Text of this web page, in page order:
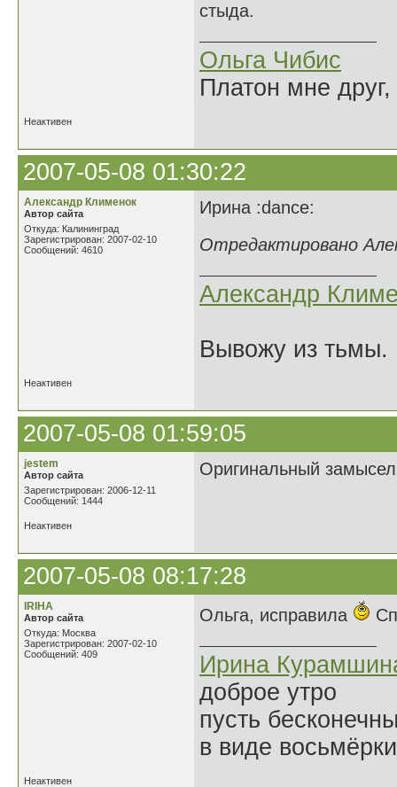
стыда.
Ольга Чибис
Платон мне
Неактивен
2007-05-08 01:30:22
Александр Клименок
Автор сайта
Откуда: Калининград
Зарегистрирован: 2007-02-10
Сообщений: 4610
Ирина :dance:
Отредактировано
Александр
Вывожу из тьмы.
Неактивен
2007-05-08 01:59:05
jestem
Автор сайта
Зарегистрирован: 2006-12-11
Сообщений: 1444
Оригинальный
Неактивен
2007-05-08 08:17:28
IRIHA
Автор сайта
Откуда: Москва
Зарегистрирован: 2007-02-10
Сообщений: 409
Ольга, исправила
Ирина
доброе утро
пусть
в виде восьмёрки
Неактивен